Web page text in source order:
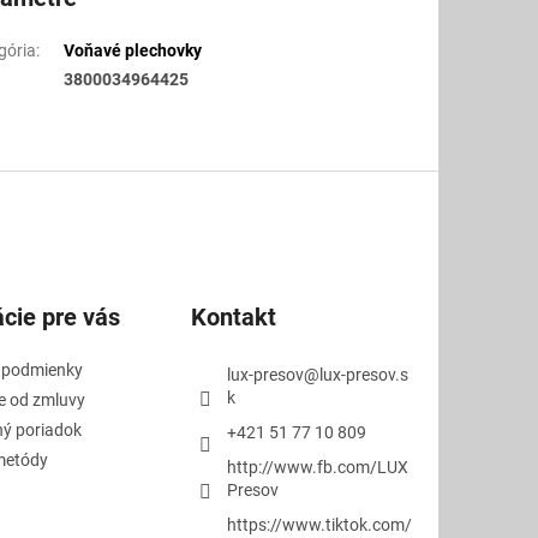
:
Voňavé plechovky
3800034964425
pre vás
od zmluvy
poriadok
Kontakt
lux-presov@ lux-presov.s
k
+421 51 77 10 809
http://www.fb.com/LUX
Presov
https://www.tiktok.com/